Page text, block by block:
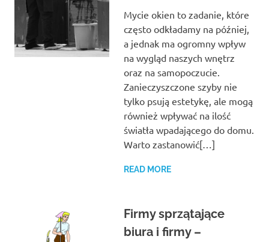
Mycie okien to zadanie, które
często odkładamy na później,
a jednak ma ogromny wpływ
na wygląd naszych wnętrz
oraz na samopoczucie.
Zanieczyszczone szyby nie
tylko psują estetykę, ale mogą
również wpływać na ilość
światła wpadającego do domu.
Warto zastanowić[…]
READ MORE
Firmy sprzątające
biura i firmy –